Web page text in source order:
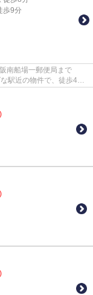
歩9分
南船場一郵便局まで
駅近の物件で、徒歩4分